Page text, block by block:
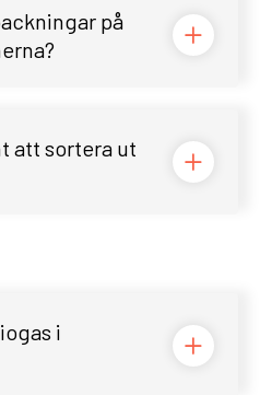
på
att sortera ut
i